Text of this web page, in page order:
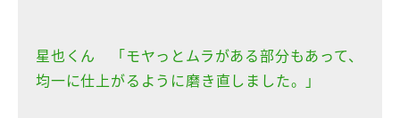
星也くん 「モヤっとムラがある部分もあって、
均一に仕上がるように磨き直しました。」